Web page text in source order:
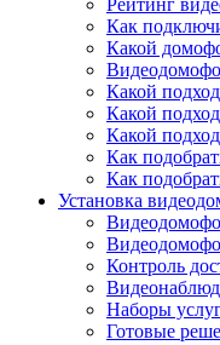
Рейтинг
Как
Какой
Какой
Какой
Какой
Как
Как
Установка
Контроль
Наборы
Готовые